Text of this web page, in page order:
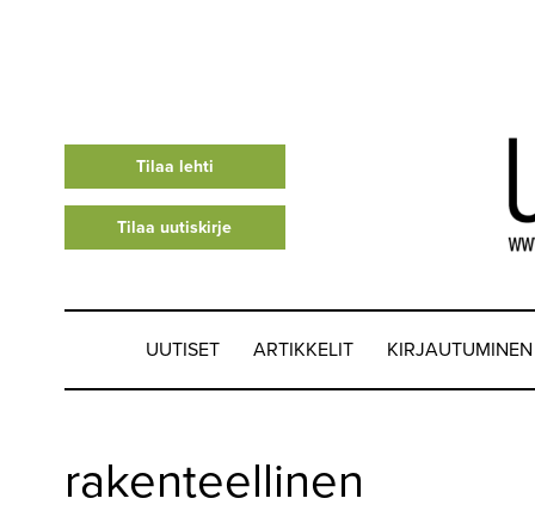
Tilaa lehti
Tilaa uutiskirje
UUTISET ARTIKKELIT KIRJAUTUMINEN
ARTIKKELIT
rakenteellinen